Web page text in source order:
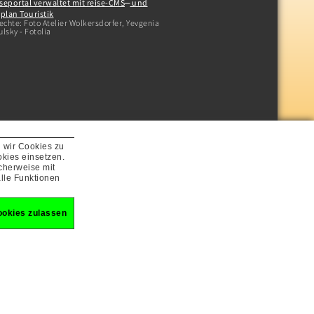
verwaltet mit reise-CMS und
Touristik
Foto Atelier Wolkersdorfer, Yevgenia
- Fotolia
Cookies zu
einsetzen.
mit
Funktionen
zulassen